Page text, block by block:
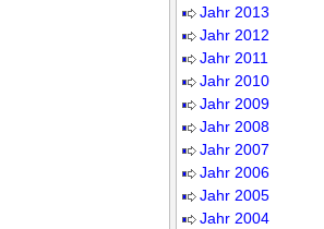
Jahr 2013
Jahr 2012
Jahr 2011
Jahr 2010
Jahr 2009
Jahr 2008
Jahr 2007
Jahr 2006
Jahr 2005
Jahr 2004